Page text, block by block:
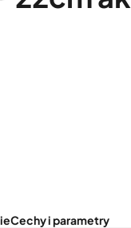
Cechy i parametry